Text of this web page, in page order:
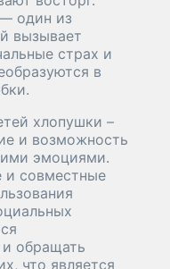
один из
вызывает
страх и
в
хлопушки –
и возможность
эмоциями.
и совместные
и обращать
что является